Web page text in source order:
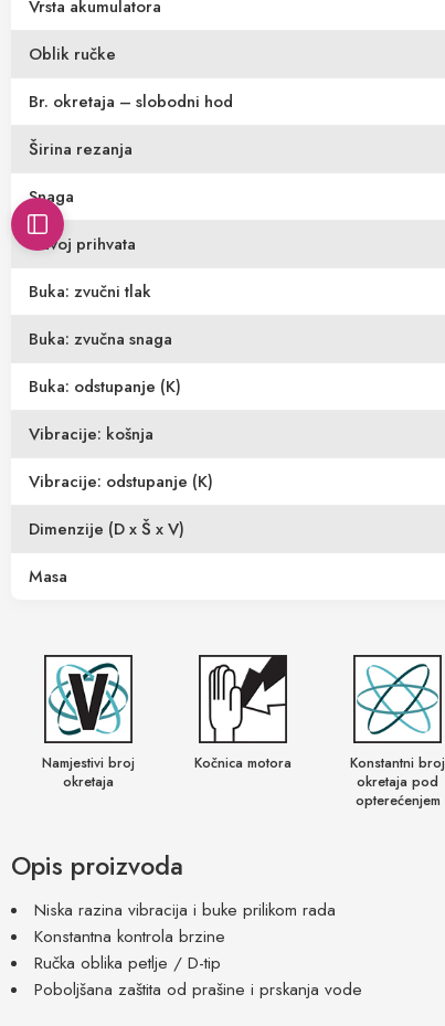
Opis proizvoda
Niska razina vibracija i buke prilikom rada
Konstantna kontrola brzine
Ručka oblika petlje / D-tip
Poboljšana zaštita od prašine i prskanja vode
Namjestivi broj
okretaja
Kočnica motora
Konstantni broj
okretaja pod
opterećenjem
Vrsta akumulatora
Oblik ručke
Br. okretaja – slobodni hod
Širina rezanja
Snaga
Navoj prihvata
Buka: zvučni tlak
Buka: zvučna snaga
Buka: odstupanje (K)
Vibracije: košnja
Vibracije: odstupanje (K)
Dimenzije (D x Š x V)
Masa